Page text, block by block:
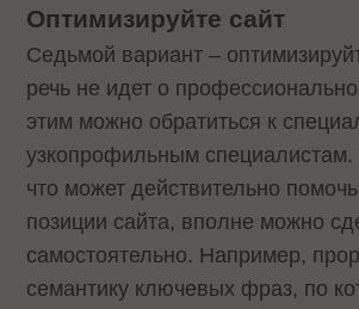
Оптимизируйте сайт
Седьмой вариант –
речь не идет о
этим можно обратиться к
узкопрофильным специалистам.
что может действительно
позиции сайта, вполне можно
самостоятельно. Например,
семантику ключевых фраз, по